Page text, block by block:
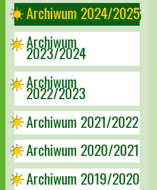
Archiwum 2024/2025
Archiwum
2023/2024
Archiwum
2022/2023
Archiwum 2021/2022
Archiwum 2020/2021
Archiwum 2019/2020